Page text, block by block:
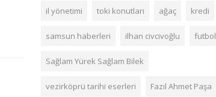
il yönetimi toki konutları ağaç kredi
samsun haberleri ilhan civcivoğlu futbol
Sağlam Yürek Sağlam Bilek
vezirköprü tarihi eserleri Fazıl Ahmet Paşa